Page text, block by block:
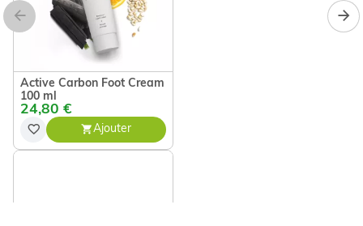
Active Carbon Foot Cream
100 ml
24,80 €
Ajouter